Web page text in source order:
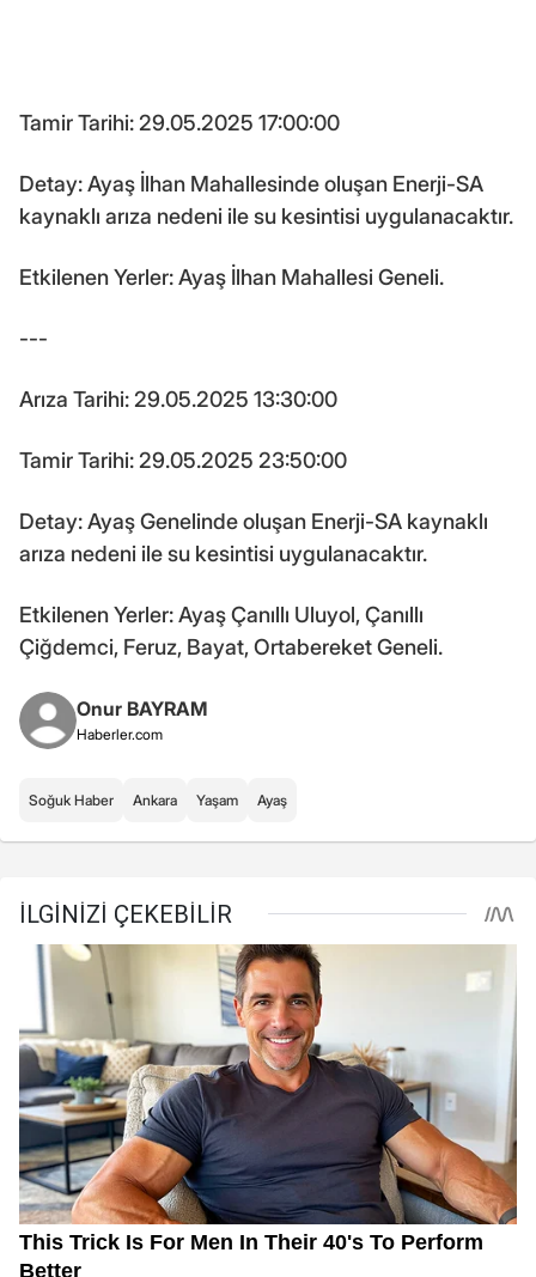
Tamir Tarihi: 29.05.2025 17:00:00
Detay: Ayaş İlhan Mahallesinde oluşan Enerji-SA
kaynaklı arıza nedeni ile su kesintisi uygulanacaktır.
Etkilenen Yerler: Ayaş İlhan Mahallesi Geneli.
---
Arıza Tarihi: 29.05.2025 13:30:00
Tamir Tarihi: 29.05.2025 23:50:00
Detay: Ayaş Genelinde oluşan Enerji-SA kaynaklı
arıza nedeni ile su kesintisi uygulanacaktır.
Etkilenen Yerler: Ayaş Çanıllı Uluyol, Çanıllı
Çiğdemci, Feruz, Bayat, Ortabereket Geneli.
Onur BAYRAM
Haberler.com
Soğuk Haber Ankara Yaşam Ayaş